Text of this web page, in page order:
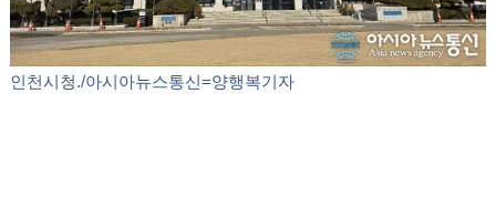
인천시청./아시아뉴스통신=양행복기자